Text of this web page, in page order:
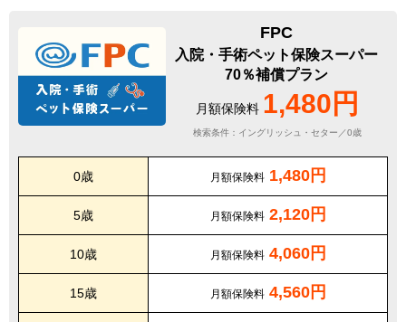
FPC
入院・手術ペット保険スーパー
70％補償プラン
月額保険料 1,480円
検索条件：イングリッシュ・セター／0歳
0歳 月額保険料 1,480円
5歳 月額保険料 2,120円
10歳 月額保険料 4,060円
15歳 月額保険料 4,560円